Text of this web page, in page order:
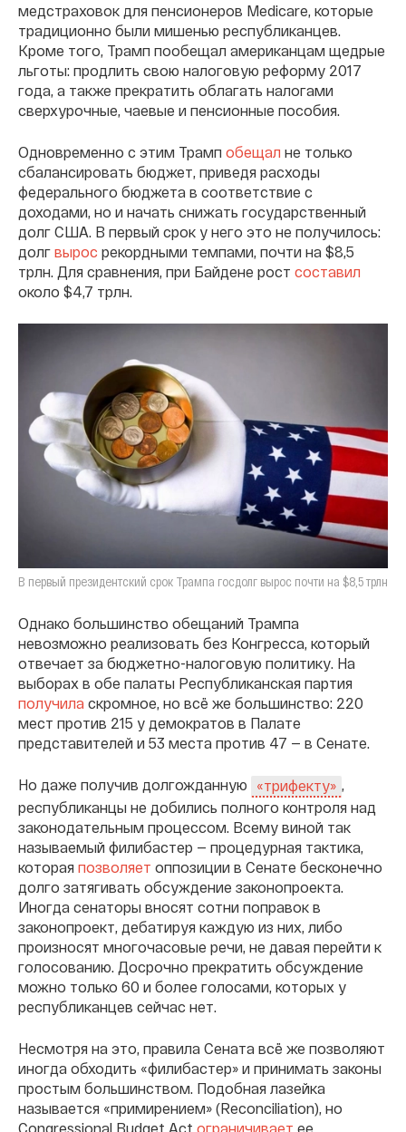
медстраховок для пенсионеров Medicare, которые
традиционно были мишенью республиканцев.
Кроме того, Трамп пообещал американцам щедрые
льготы: продлить свою налоговую реформу 2017
года, а также прекратить облагать налогами
сверхурочные, чаевые и пенсионные пособия.
Одновременно с этим Трамп обещал не только
сбалансировать бюджет, приведя расходы
федерального бюджета в соответствие с
доходами, но и начать снижать государственный
долг США. В первый срок у него это не получилось:
долг вырос рекордными темпами, почти на $8,5
трлн. Для сравнения, при Байдене рост составил
около $4,7 трлн.
В первый президентский срок Трампа госдолг вырос почти на $8,5 трлн
Однако большинство обещаний Трампа
невозможно реализовать без Конгресса, который
отвечает за бюджетно-налоговую политику. На
выборах в обе палаты Республиканская партия
получила скромное, но всё же большинство: 220
мест против 215 у демократов в Палате
представителей и 53 места против 47 — в Сенате.
Но даже получив долгожданную «трифекту» ,
республиканцы не добились полного контроля над
законодательным процессом. Всему виной так
называемый филибастер — процедурная тактика,
которая позволяет оппозиции в Сенате бесконечно
долго затягивать обсуждение законопроекта.
Иногда сенаторы вносят сотни поправок в
законопроект, дебатируя каждую из них, либо
произносят многочасовые речи, не давая перейти к
голосованию. Досрочно прекратить обсуждение
можно только 60 и более голосами, которых у
республиканцев сейчас нет.
Несмотря на это, правила Сената всё же позволяют
иногда обходить «филибастер» и принимать законы
простым большинством. Подобная лазейка
называется «примирением» (Reconciliation), но
Congressional Budget Act ограничивает ее